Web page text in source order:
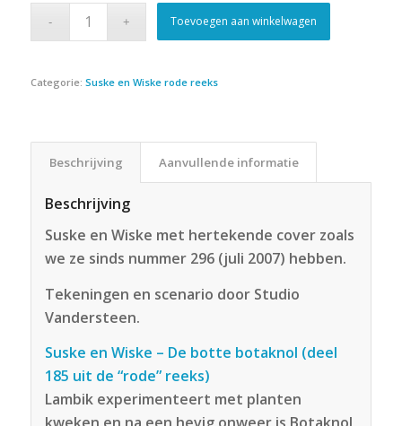
Toevoegen aan winkelwagen
Categorie: Suske en Wiske rode reeks
Beschrijving Aanvullende informatie
Beschrijving
Suske en Wiske met hertekende cover zoals
we ze sinds nummer 296 (juli 2007) hebben.
Tekeningen en scenario door Studio
Vandersteen.
Suske en Wiske – De botte botaknol (deel
185 uit de “rode” reeks)
Lambik experimenteert met planten